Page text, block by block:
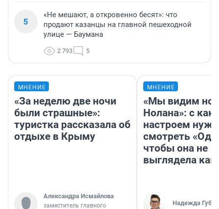
5
«Не мешают, а откровенно бесят»: что
продают казанцы на главной пешеходной
улице — Баумана
2 793 5
МНЕНИЕ
«За неделю две ночи
были страшные»:
туристка рассказала об
отдыхе в Крыму
Александра Исмайлова
заместитель главного
МНЕНИЕ
«Мы видим
Нолана»: с
настроем
смотреть
чтобы она не
выглядела как
Надежда